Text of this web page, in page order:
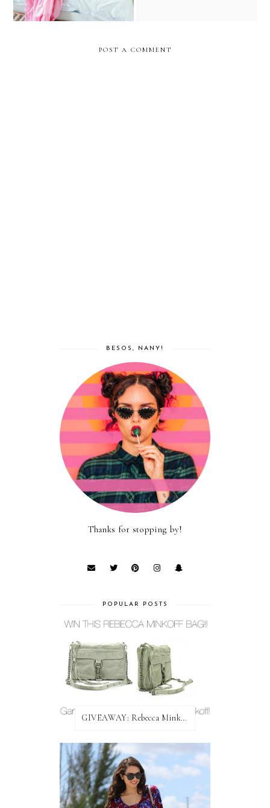
POST A COMMENT
BESOS, NANY!
Thanks for stopping by!
POPULAR POSTS
GIVEAWAY: Rebecca Minkoff Bag!